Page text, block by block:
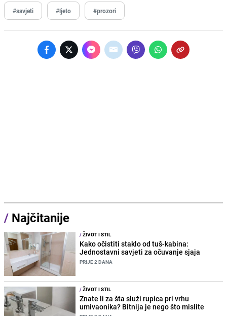
#savjeti #ljeto #prozori
/ Najčitanije
/ŽIVOT I STIL
Kako očistiti staklo od tuš-kabina:
Jednostavni savjeti za očuvanje sjaja
PRIJE 2 DANA
/ŽIVOT I STIL
Znate li za šta služi rupica pri vrhu
umivaonika? Bitnija je nego što mislite